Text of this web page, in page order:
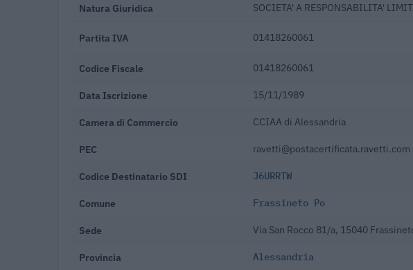
Natura Giuridica SOCIETA' A RESPONSABILITA'
Partita IVA 01418260061
Codice Fiscale 01418260061
Data Iscrizione 15/11/1989
Camera di Commercio CCIAA di Alessandria
PEC ravetti@postacertificata.ravetti.com
Codice Destinatario SDI J6URRTW
Comune Frassineto Po
Sede Via San Rocco 81/a, 15040
Provincia Alessandria